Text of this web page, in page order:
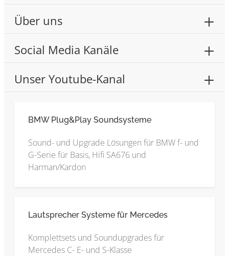
Über uns
Social Media Kanäle
Unser Youtube-Kanal
BMW Plug&Play Soundsysteme
Sound- und Upgrade Lösungen für BMW f- und
G-Serie für Basis, Hifi SA676 und
Harman/Kardon
Lautsprecher Systeme für Mercedes
Komplettsets und Soundupgrades für
Mercedes C- E- und S-Klasse